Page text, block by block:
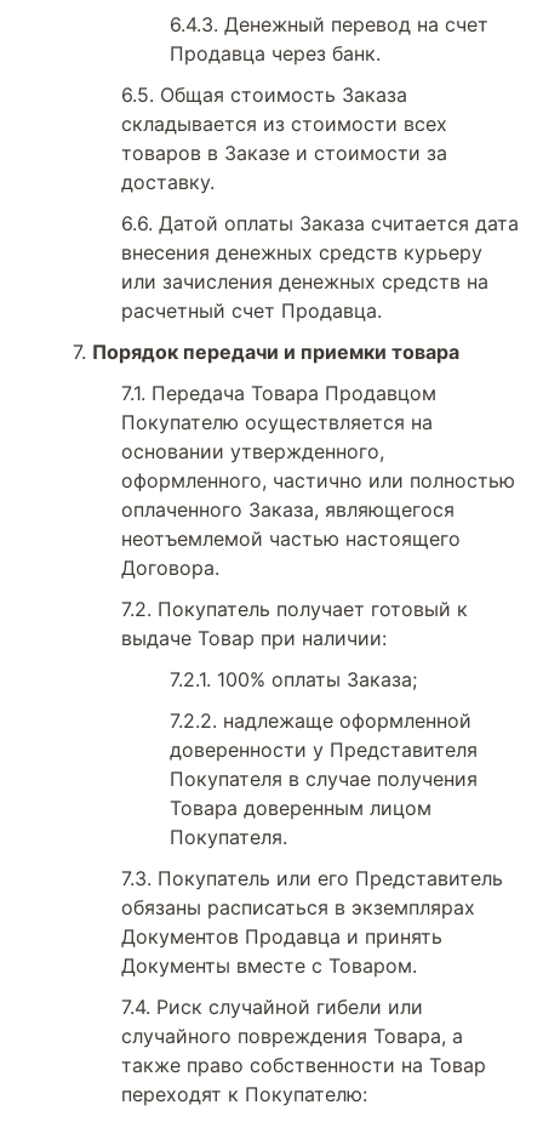
Денежный перевод на счет
Продавца через банк.
Общая стоимость Заказа
складывается из стоимости всех
товаров в Заказе и стоимости за
доставку.
Датой оплаты Заказа считается дата
внесения денежных средств курьеру
или зачисления денежных средств на
расчетный счет Продавца.
Порядок передачи и приемки товара
Передача Товара Продавцом
Покупателю осуществляется на
основании утвержденного,
оформленного, частично или полностью
оплаченного Заказа, являющегося
неотъемлемой частью настоящего
Договора.
Покупатель получает готовый к
выдаче Товар при наличии:
100% оплаты Заказа;
надлежаще оформленной
доверенности у Представителя
Покупателя в случае получения
Товара доверенным лицом
Покупателя.
Покупатель или его Представитель
обязаны расписаться в экземплярах
Документов Продавца и принять
Документы вместе с Товаром.
Риск случайной гибели или
случайного повреждения Товара, а
также право собственности на Товар
переходят к Покупателю: